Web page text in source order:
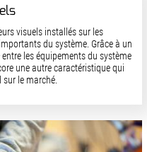
visuels installés sur les
du système. Grâce à un
les équipements du système
une autre caractéristique qui
le marché.